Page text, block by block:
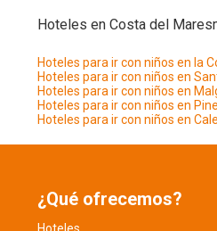
Hoteles en Costa del
Hoteles para ir con niños en la
Hoteles para ir con niños en
Hoteles para ir con niños en
Hoteles para ir con niños en
Hoteles para ir con niños en
¿Qué ofrecemos?